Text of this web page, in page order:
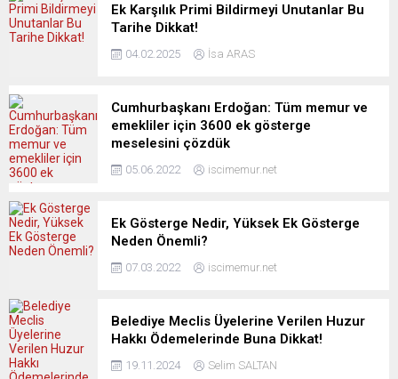
Ek Karşılık Primi Bildirmeyi Unutanlar Bu
Tarihe Dikkat!
04.02.2025 İsa ARAS
Cumhurbaşkanı Erdoğan: Tüm memur ve
emekliler için 3600 ek gösterge
meselesini çözdük
05.06.2022 iscimemur.net
Ek Gösterge Nedir, Yüksek Ek Gösterge
Neden Önemli?
07.03.2022 iscimemur.net
Belediye Meclis Üyelerine Verilen Huzur
Hakkı Ödemelerinde Buna Dikkat!
19.11.2024 Selim SALTAN